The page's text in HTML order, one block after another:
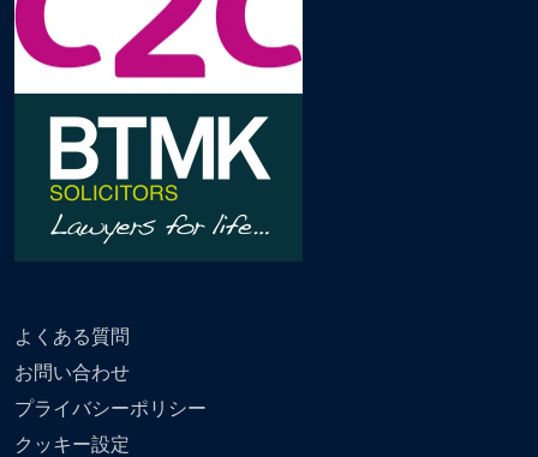
よくある質問
お問い合わせ
プライバシーポリシー
クッキー設定